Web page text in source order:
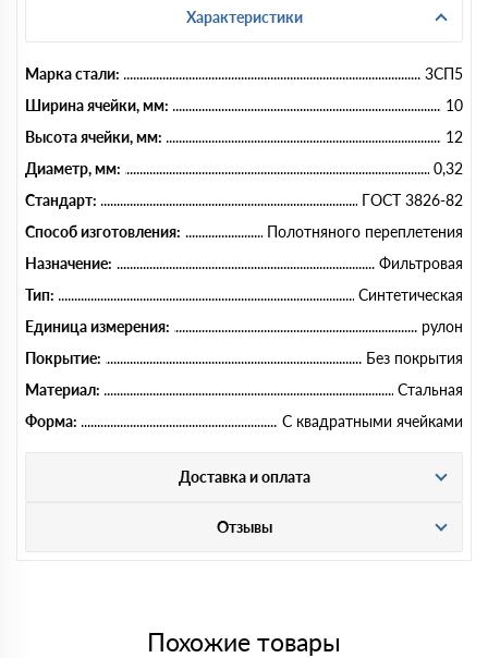
Характеристики
Марка стали:
3СП5
Ширина ячейки, мм:
10
Высота ячейки, мм:
12
Диаметр, мм:
0,32
Стандарт:
ГОСТ 3826-82
Способ изготовления:
Полотняного переплетения
Назначение:
Фильтровая
Тип:
Синтетическая
Единица измерения:
рулон
Покрытие:
Без покрытия
Материал:
Стальная
Форма:
С квадратными ячейками
Доставка и оплата
Отзывы
Похожие товары